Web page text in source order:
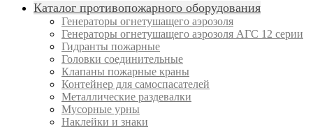
Каталог противопожарного оборудования
Генераторы огнетушащего аэрозоля
Генераторы огнетушащего аэрозоля АГС 12 серии
Гидранты пожарные
Головки соединительные
Клапаны пожарные краны
Контейнер для самоспасателей
Металлические раздевалки
Мусорные урны
Наклейки и знаки